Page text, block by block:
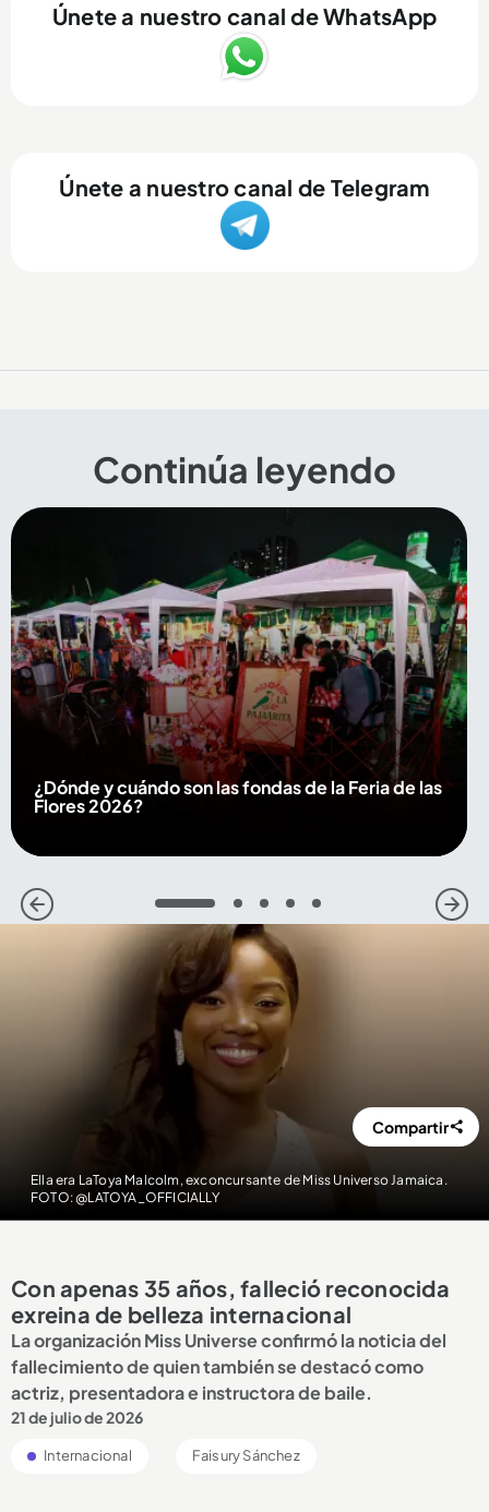
Únete a nuestro canal de WhatsApp
Únete a nuestro canal de Telegram
Continúa leyendo
¿Dónde y cuándo son las fondas de la Feria de las
Flores 2026?
1 2 3 4 5
Ella era LaToya Malcolm, exconcursante de Miss Universo Jamaica.
FOTO: @LATOYA_OFFICIALLY
Compartir
Con apenas 35 años, falleció reconocida
exreina de belleza internacional
La organización Miss Universe confirmó la noticia del
fallecimiento de quien también se destacó como
actriz, presentadora e instructora de baile.
21 de julio de 2026
Internacional Faisury Sánchez